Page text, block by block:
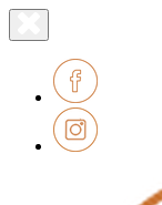
le
Lien
page
accueil